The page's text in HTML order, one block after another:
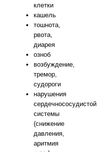
клетки
кашель
тошнота,
рвота,
диарея
озноб
возбуждение,
тремор,
судороги
нарушения
сердечнососудистой
системы
(снижение
давления,
аритмия